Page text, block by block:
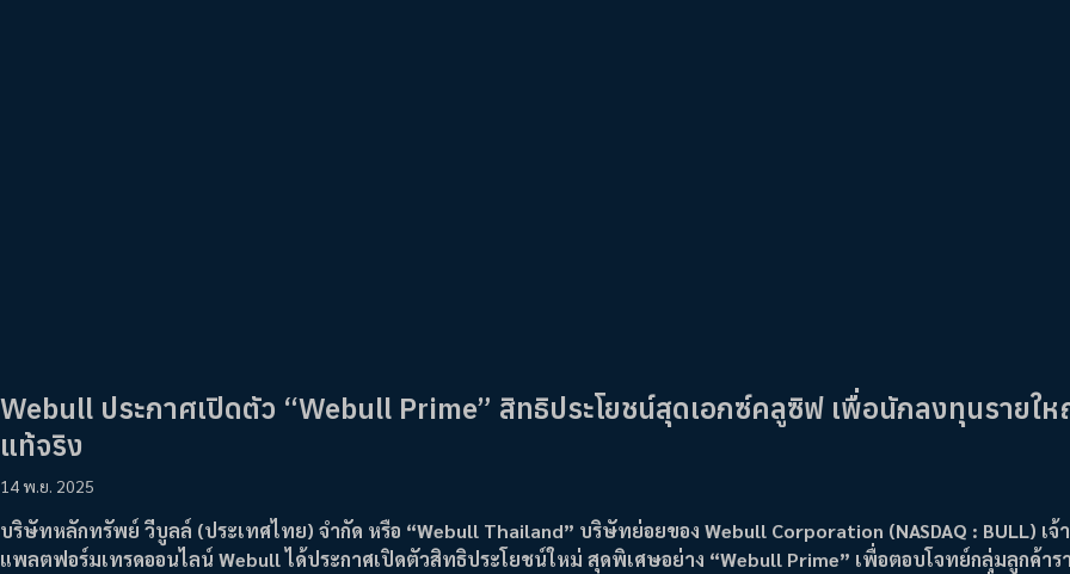
Webull ประกาศเปิดตัว “Webull Prime” สิทธิประโยชน์สุดเอกซ์คลูซิฟ เพื่อนักลงทุนรายใ
แท้จริง
14 พ.ย. 2025
บริษัทหลักทรัพย์ วีบูลล์ (ประเทศไทย) จำกัด หรือ “Webull Thailand” บริษัทย่อยของ Webull Corporation (NASDAQ : BULL) เจ้
แพลตฟอร์มเทรดออนไลน์ Webull ได้ประกาศเปิดตัวสิทธิประโยชน์ใหม่ สุดพิเศษอย่าง “Webull Prime” เพื่อตอบโจทย์กลุ่มลูกค้า